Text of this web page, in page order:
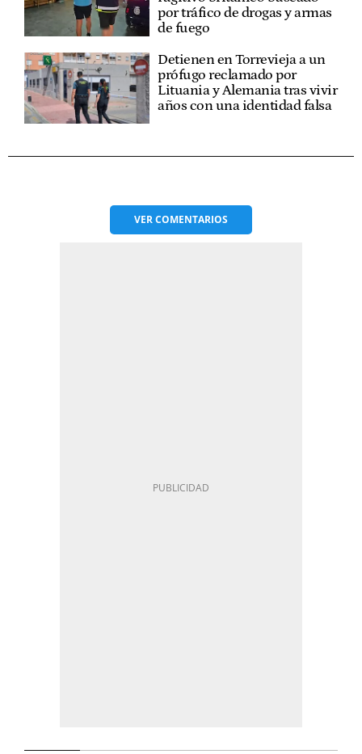
por tráfico de drogas y armas
de fuego
Detienen en Torrevieja a un
prófugo reclamado por
Lituania y Alemania tras vivir
años con una identidad falsa
VERCOMENTARIOS